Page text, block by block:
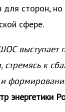
сторон,
сфере.
стремясь к
энергетики